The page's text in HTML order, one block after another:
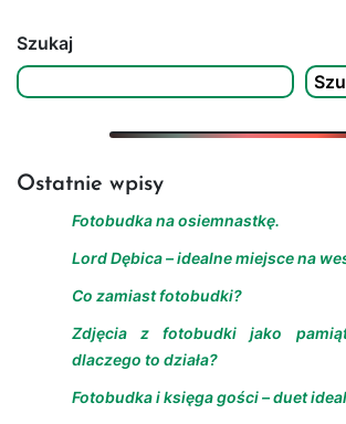
Szukaj
Ostatnie wpisy
Fotobudka na osiemnastkę.
Lord Dębica – idealne miejsce na
Co zamiast fotobudki?
Zdjęcia z fotobudki jako
dlaczego to działa?
Fotobudka i księga gości – duet